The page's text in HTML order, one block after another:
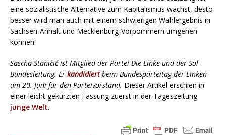
eine sozialistische Alternative zum Kapitalismus wächst, desto
besser wird man auch mit einem schwierigen Wahlergebnis in
Sachsen-Anhalt und Mecklenburg-Vorpommern umgehen
können.
Sascha Staničić ist Mitglied der Partei Die Linke und der Sol-
Bundesleitung. Er kandidiertbeim Bundesparteitag der Linken
am 20. Juni für den Parteivorstand. Dieser Artikel erschien in
einer leicht gekürzten Fassung zuerst in der Tageszeitung
junge Welt.